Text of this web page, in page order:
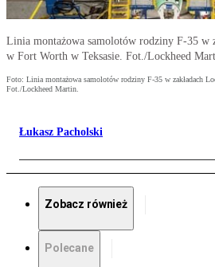
Linia montażowa samolotów rodziny F-35 w
w Fort Worth w Teksasie. Fot./Lockheed
Foto: Linia montażowa samolotów rodziny F-35 w zakładach
Fot./Lockheed Martin.
Łukasz Pacholski
Zobacz również
Polecane